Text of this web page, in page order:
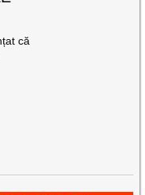
că